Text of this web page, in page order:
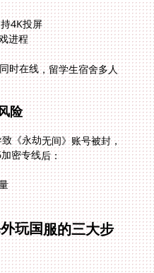
4K投屏
进程
时在线，留学生宿舍多人
险
《永劫无间》账号被封，
密专线后：
玩国服的三大步